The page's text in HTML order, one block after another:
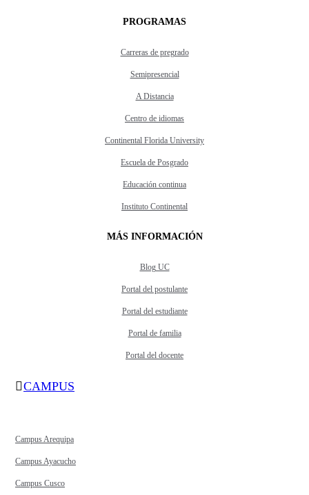
PROGRAMAS
Carreras de pregrado
Semipresencial
A Distancia
Centro de idiomas
Continental Florida University
Escuela de Posgrado
Educación continua
Instituto Continental
MÁS INFORMACIÓN
Blog UC
Portal del postulante
Portal del estudiante
Portal de familia
Portal del docente
CAMPUS
Campus Arequipa
Campus Ayacucho
Campus Cusco